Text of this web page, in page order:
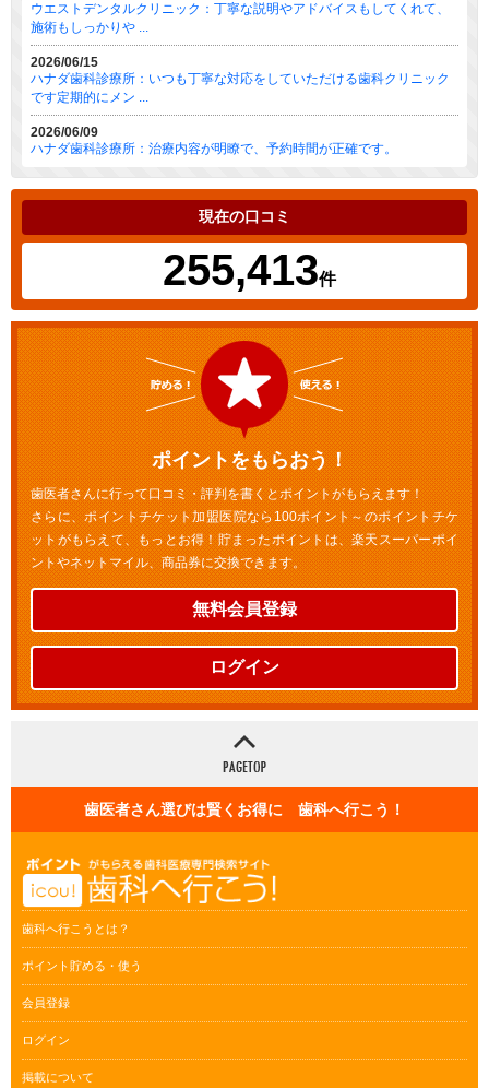
ウエストデンタルクリニック：丁寧な説明やアドバイスもしてくれて、
施術もしっかりや ...
2026/06/15
ハナダ歯科診療所：いつも丁寧な対応をしていただける歯科クリニック
です定期的にメン ...
2026/06/09
ハナダ歯科診療所：治療内容が明瞭で、予約時間が正確です。
現在の口コミ
255,413件
ポイントをもらおう！
歯医者さんに行って口コミ・評判を書くとポイントがもらえます！
さらに、ポイントチケット加盟医院なら100ポイント～のポイントチケ
ットがもらえて、もっとお得！貯まったポイントは、楽天スーパーポイ
ントやネットマイル、商品券に交換できます。
無料会員登録
ログイン
歯医者さん選びは賢くお得に 歯科へ行こう！
歯科へ行こうとは？
ポイント貯める・使う
会員登録
ログイン
掲載について